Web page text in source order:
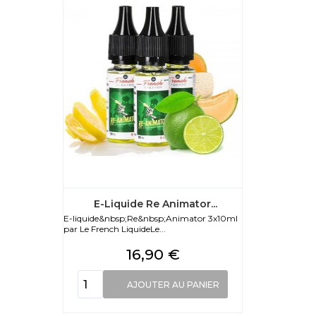
E-Liquide Re Animator...
E-liquide&nbsp;Re&nbsp;Animator 3x10ml
par Le French LiquideLe...
Prix
16,90 €
AJOUTER AU PANIER